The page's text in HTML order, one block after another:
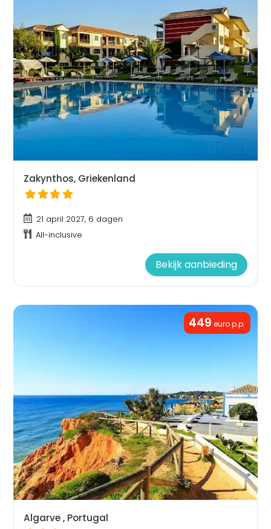
Zakynthos, Griekenland
21 april 2027, 6 dagen
All-inclusive
Bekijk aanbieding
449 euro p.p.
Algarve , Portugal